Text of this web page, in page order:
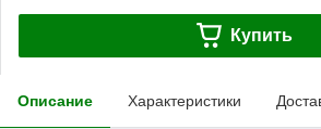
Купить
Описание Характеристики